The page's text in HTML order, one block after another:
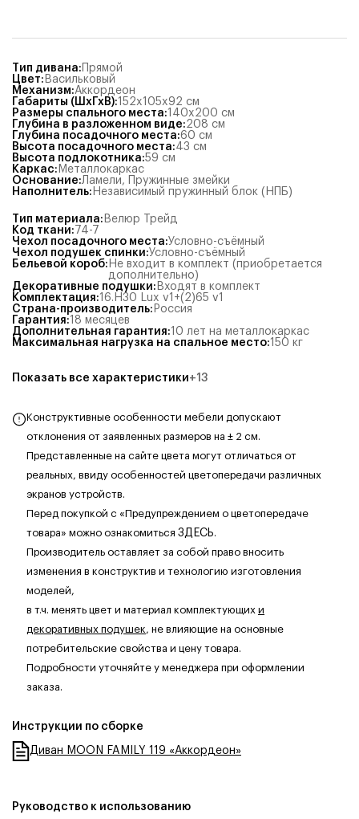
Тип дивана: Прямой
Цвет: Васильковый
Механизм:Аккордеон
Габариты (ШхГхВ):152x105x92 см
Размеры спального места:140x200 см
Глубина в разложенном виде:208 см
Глубина посадочного места:60 см
Высота посадочного места:43 см
Высота подлокотника:59 см
Каркас: Металлокаркас
Основание:Ламели,
Пружинные змейки
Наполнитель: Независимый пружинный блок (НПБ)
Тип материала: Велюр Трейд
Код ткани: 74-7
Чехол посадочного места:Условно-съёмный
Чехол подушек спинки:Условно-съёмный
Бельевой короб: Не входит в комплект (приобретается
дополнительно)
Декоративные подушки: Входят в комплект
Комплектация:16.Н30 Lux v1+(2)65 v1
Страна-производитель: Россия
Гарантия:18 месяцев
Дополнительная гарантия:10 лет на металлокаркас
Максимальная нагрузка на спальное место:150 кг
Показать все характеристики+13
Конструктивные особенности мебели допускают
отклонения от заявленных размеров на ± 2 см.
Представленные на сайте цвета могут отличаться от
реальных, ввиду особенностей цветопередачи различных
экранов устройств.
Перед покупкой с «Предупреждением о цветопередаче
товара» можно ознакомиться ЗДЕСЬ.
Производитель оставляет за собой право вносить
изменения в конструктив и технологию изготовления
моделей,
в т.ч. менять цвет и материал комплектующих и
декоративных подушек, не влияющие на основные
потребительские свойства и цену товара.
Подробности уточняйте у менеджера при оформлении
заказа.
Инструкции по сборке
Диван MOON FAMILY 119 «Аккордеон»
Руководство к использованию